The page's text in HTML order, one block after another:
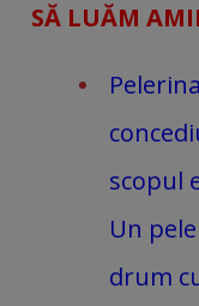
SĂ LUĂM
scopul
Un
drum